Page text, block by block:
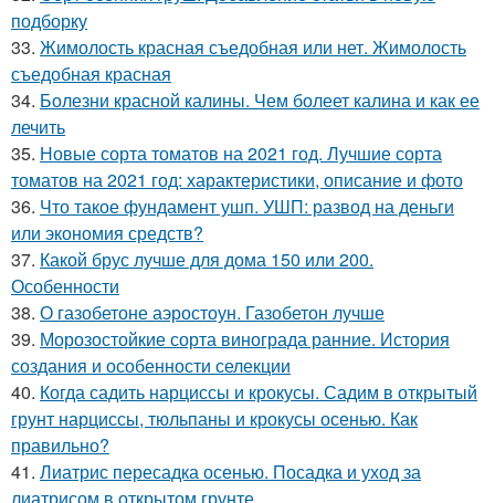
подборку
33. Жимолость красная съедобная или нет. Жимолость
съедобная красная
34. Болезни красной калины. Чем болеет калина и как ее
лечить
35. Новые сорта томатов на 2021 год. Лучшие сорта
томатов на 2021 год: характеристики, описание и фото
36. Что такое фундамент ушп. УШП: развод на деньги
или экономия средств?
37. Какой брус лучше для дома 150 или 200.
Особенности
38. О газобетоне аэростоун. Газобетон лучше
39. Морозостойкие сорта винограда ранние. История
создания и особенности селекции
40. Когда садить нарциссы и крокусы. Садим в открытый
грунт нарциссы, тюльпаны и крокусы осенью. Как
правильно?
41. Лиатрис пересадка осенью. Посадка и уход за